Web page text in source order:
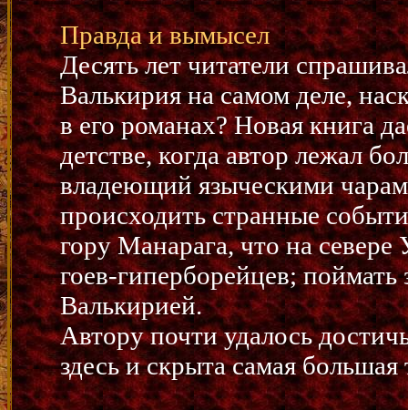
Правда и вымысел
Десять лет читатели
Валькирия на самом деле,
в его романах? Новая книга
детстве, когда автор лежал
владеющий языческими
происходить странные
гору Mанарага, что на
гоев-гиперборейцев; поймать
Валькирией.
Автору почти удалось
здесь и скрыта самая большая